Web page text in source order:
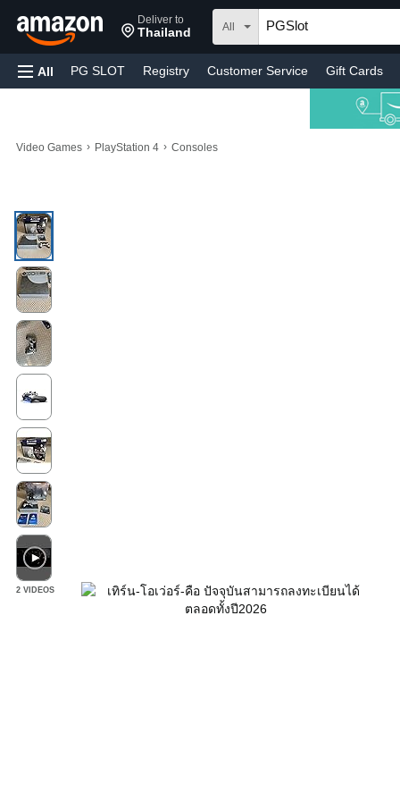
Deliver to
Thailand All
All PG SLOT Registry Customer Service Gift Cards
Video Games › PlayStation 4 › Consoles
2 VIDEOS